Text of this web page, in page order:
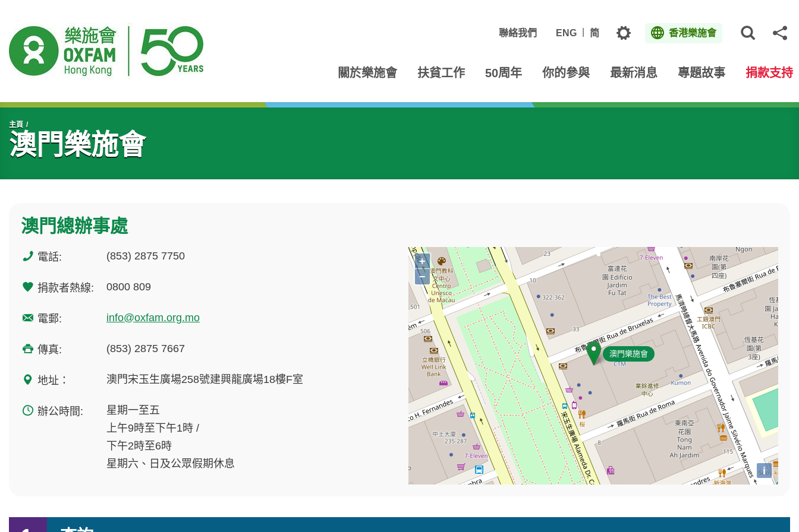
聯絡我們 ENG 简 主題 香港樂施會
關於樂施會 扶貧工作 50周年 你的參與 最新消息 專題故事 捐款支持
開始主要內容
主頁
澳門樂施會
澳門總辦事處
電話: (853) 2875 7750
捐款者熱線: 0800 809
電郵: info@oxfam.org.mo
傳真: (853) 2875 7667
地址： 澳門宋玉生廣場258號建興龍廣場18樓F室
辦公時間:
星期一至五
上午9時至下午1時 /
下午2時至6時
星期六、日及公眾假期休息
澳門樂施會
+
−
i